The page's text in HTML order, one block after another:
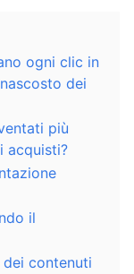
ogni clic in
dei
più
acquisti?
il
contenuti